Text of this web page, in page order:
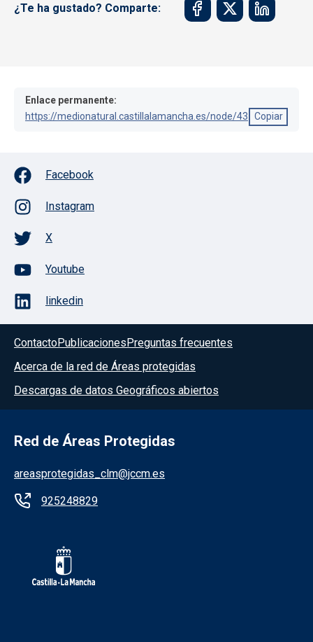
¿Te ha gustado? Comparte:
Enlace permanente:
https://medionatural.castillalamancha.es/node/43
Copiar
Facebook
Instagram
X
Youtube
linkedin
ContactoPublicacionesPreguntas frecuentes
Acerca de la red de Áreas protegidas
Descargas de datos Geográficos abiertos
Red de Áreas Protegidas
areasprotegidas_clm@jccm.es
925248829